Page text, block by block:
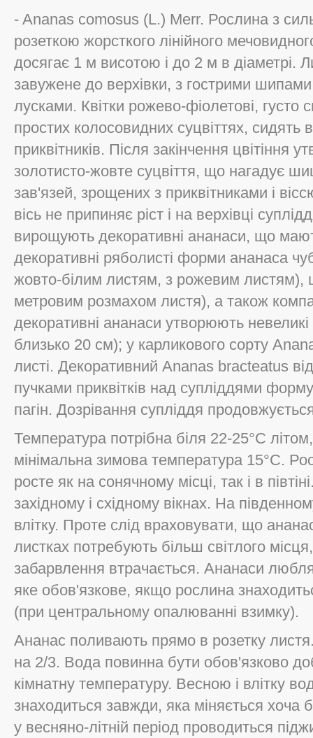
- Ananas comosus (L.) Merr. Рослина з
розеткою жорсткого лінійного
досягає 1 м висотою і до 2 м в діаметрі.
завужене до верхівки, з гострими
лусками. Квітки рожево-фіолетові, густо
простих колосовидних суцвіттях,
приквітників. Після закінчення цвітіння
золотисто-жовте суцвіття, що нагадує
зав'язей, зрощених з приквітниками і
вісь не припиняє ріст і на верхівці
вирощують декоративні ананаси, що
декоративні ряболисті форми ананаса
жовто-білим листям, з рожевим листям),
метровим розмахом листя), а також
декоративні ананаси утворюють
близько 20 см); у карликового сорту
листі. Декоративний Ananas bracteatus
пучками приквітків над супліддями
пагін. Дозрівання супліддя
Температура потрібна біля 22-25°С
мінімальна зимова температура 15°С.
росте як на сонячному місці, так і в
західному і східному вікнах. На
влітку. Проте слід враховувати, що
листках потребують більш світлого
забарвлення втрачається. Ананаси
яке обов'язкове, якщо рослина
(при центральному опалюванні взимку).
Ананас поливають прямо в розетку
на 2/3. Вода повинна бути обов'язково
кімнатну температуру. Весною і влітку
знаходиться завжди, яка міняється хоча
у весняно-літній період проводиться